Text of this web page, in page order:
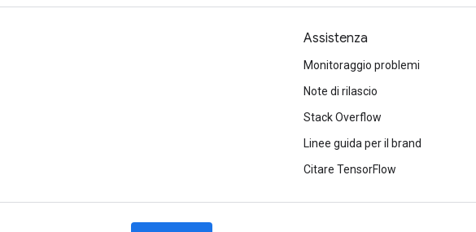
Assistenza
Monitoraggio problemi
Note di rilascio
Stack Overflow
Linee guida per il brand
Citare TensorFlow